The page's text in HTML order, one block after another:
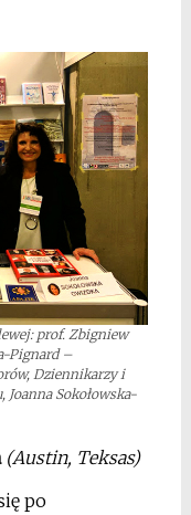
prof. Zbigniew
Pignard –
Dziennikarzy i
Joanna Sokołowska-
(Austin, Teksas)
po